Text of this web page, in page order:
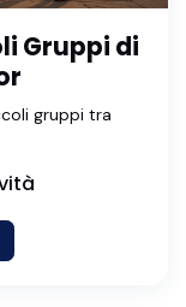
Gruppi di
gruppi tra